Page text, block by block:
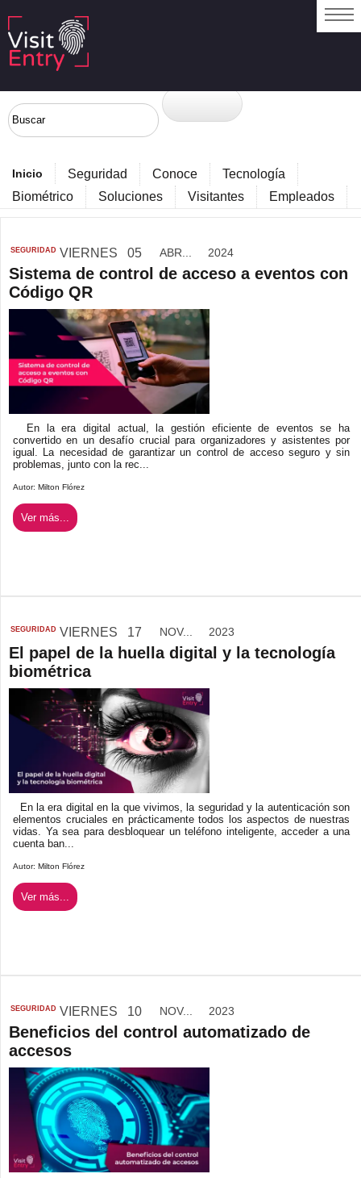
Inicio Seguridad Conoce
Tecnología
Biométrico
Soluciones Visitantes Empleados
SEGURIDAD VIERNES 05 ABR... 2024
Sistema de control de acceso a eventos con
Código QR
En la era digital actual, la gestión eficiente de eventos se ha
convertido en un desafío crucial para organizadores y asistentes por
igual. La necesidad de garantizar un control de acceso seguro y sin
problemas, junto con la rec...
Autor: Milton Flórez
Ver más...
SEGURIDAD VIERNES 17 NOV... 2023
El papel de la huella digital y la tecnología
biométrica
En la era digital en la que vivimos, la seguridad y la autenticación son
elementos cruciales en prácticamente todos los aspectos de nuestras
vidas. Ya sea para desbloquear un teléfono inteligente, acceder a una
cuenta ban...
Autor: Milton Flórez
Ver más...
SEGURIDAD VIERNES 10 NOV... 2023
Beneficios del control automatizado de
accesos